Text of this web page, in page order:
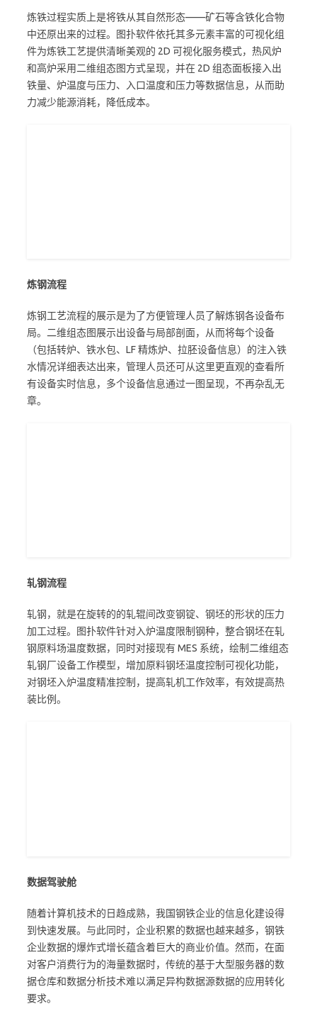
炼铁过程实质上是将铁从其自然形态——矿石等含铁化合物
中还原出来的过程。图扑软件依托其多元素丰富的可视化组
件为炼铁工艺提供清晰美观的 2D 可视化服务模式，热风炉
和高炉采用二维组态图方式呈现，并在 2D 组态面板接入出
铁量、炉温度与压力、入口温度和压力等数据信息，从而助
力减少能源消耗，降低成本。
炼钢流程
炼钢工艺流程的展示是为了方便管理人员了解炼钢各设备布
局。二维组态图展示出设备与局部剖面，从而将每个设备
（包括转炉、铁水包、LF 精炼炉、拉胚设备信息）的注入铁
水情况详细表达出来，管理人员还可从这里更直观的查看所
有设备实时信息，多个设备信息通过一图呈现，不再杂乱无
章。
轧钢流程
轧钢，就是在旋转的的轧辊间改变钢锭、钢坯的形状的压力
加工过程。图扑软件针对入炉温度限制钢种，整合钢坯在轧
钢原料场温度数据，同时对接现有 MES 系统，绘制二维组态
轧钢厂设备工作模型，增加原料钢坯温度控制可视化功能，
对钢坯入炉温度精准控制，提高轧机工作效率，有效提高热
装比例。
数据驾驶舱
随着计算机技术的日趋成熟，我国钢铁企业的信息化建设得
到快速发展。与此同时，企业积累的数据也越来越多，钢铁
企业数据的爆炸式增长蕴含着巨大的商业价值。然而，在面
对客户消费行为的海量数据时，传统的基于大型服务器的数
据仓库和数据分析技术难以满足异构数据源数据的应用转化
要求。